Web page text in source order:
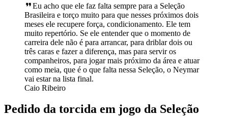
Eu acho que ele faz falta sempre para a Seleção
Brasileira e torço muito para que nesses próximos dois
meses ele recupere força, condicionamento. Ele tem
muito repertório. Se ele entender que o momento de
carreira dele não é para arrancar, para driblar dois ou
três caras e fazer a diferença, mas para servir os
companheiros, para jogar mais próximo da área e atuar
como meia, que é o que falta nessa Seleção, o Neymar
vai estar na lista final.
Caio Ribeiro
Pedido da torcida em jogo da Seleção